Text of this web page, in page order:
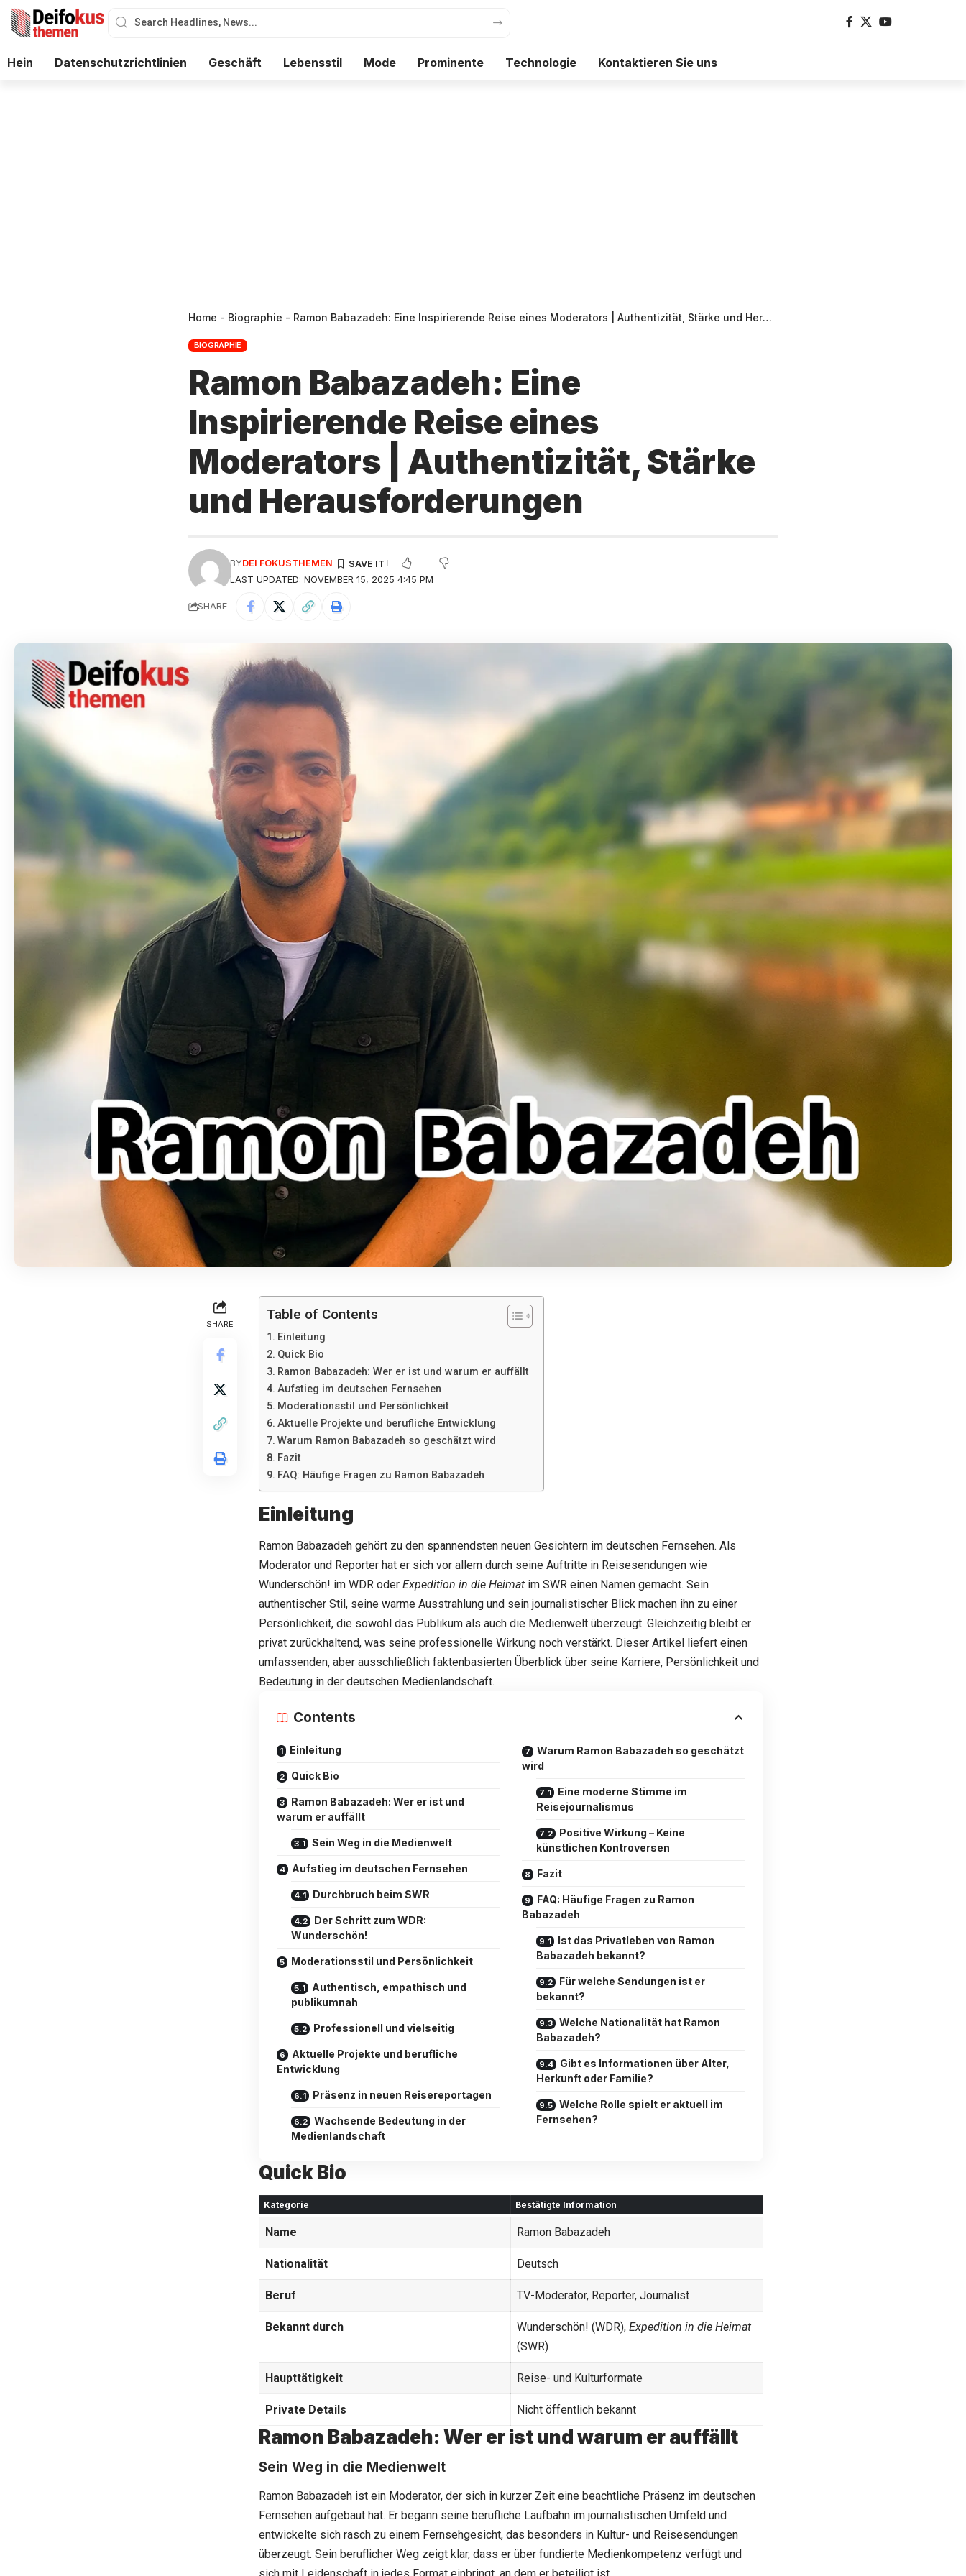
Hein Datenschutzrichtlinien Geschäft Lebensstil Mode Prominente Technologie Kontaktieren Sie uns
Home - Biographie - Ramon Babazadeh: Eine Inspirierende Reise eines Moderators | Authentizität, Stärke und Herausforderungen
BIOGRAPHIE
Ramon Babazadeh: Eine
Inspirierende Reise eines
Moderators | Authentizität, Stärke
und Herausforderungen
LAST UPDATED: NOVEMBER 15, 2025 4:45 PM
BYDEI FOKUSTHEMEN
SHARE
SHARE
Table of Contents
Einleitung
Quick Bio
Ramon Babazadeh: Wer er ist und warum er auffällt
Aufstieg im deutschen Fernsehen
Moderationsstil und Persönlichkeit
Aktuelle Projekte und berufliche Entwicklung
Warum Ramon Babazadeh so geschätzt wird
Fazit
FAQ: Häufige Fragen zu Ramon Babazadeh
Einleitung
Ramon Babazadeh gehört zu den spannendsten neuen Gesichtern im deutschen Fernsehen. Als
Moderator und Reporter hat er sich vor allem durch seine Auftritte in Reisesendungen wie
Wunderschön! im WDR oder Expedition in die Heimat im SWR einen Namen gemacht. Sein
authentischer Stil, seine warme Ausstrahlung und sein journalistischer Blick machen ihn zu einer
Persönlichkeit, die sowohl das Publikum als auch die Medienwelt überzeugt. Gleichzeitig bleibt er
privat zurückhaltend, was seine professionelle Wirkung noch verstärkt. Dieser Artikel liefert einen
umfassenden, aber ausschließlich faktenbasierten Überblick über seine Karriere, Persönlichkeit und
Bedeutung in der deutschen Medienlandschaft.
Contents
Einleitung
Quick Bio
Ramon Babazadeh: Wer er ist und
warum er auffällt
Sein Weg in die Medienwelt
Aufstieg im deutschen Fernsehen
Durchbruch beim SWR
Der Schritt zum WDR:
Wunderschön!
Moderationsstil und Persönlichkeit
Authentisch, empathisch und
publikumnah
Professionell und vielseitig
Aktuelle Projekte und berufliche
Entwicklung
Präsenz in neuen Reisereportagen
Wachsende Bedeutung in der
Medienlandschaft
Warum Ramon Babazadeh so geschätzt
wird
Eine moderne Stimme im
Reisejournalismus
Positive Wirkung – Keine
künstlichen Kontroversen
Fazit
FAQ: Häufige Fragen zu Ramon
Babazadeh
Ist das Privatleben von Ramon
Babazadeh bekannt?
Für welche Sendungen ist er
bekannt?
Welche Nationalität hat Ramon
Babazadeh?
Gibt es Informationen über Alter,
Herkunft oder Familie?
Welche Rolle spielt er aktuell im
Fernsehen?
Quick Bio
Kategorie Bestätigte Information
Name Ramon Babazadeh
Nationalität Deutsch
Beruf TV-Moderator, Reporter, Journalist
Bekannt durch Wunderschön! (WDR), Expedition in die Heimat
(SWR)
Haupttätigkeit Reise- und Kulturformate
Private Details Nicht öffentlich bekannt
Ramon Babazadeh: Wer er ist und warum er auffällt
Sein Weg in die Medienwelt
Ramon Babazadeh ist ein Moderator, der sich in kurzer Zeit eine beachtliche Präsenz im deutschen
Fernsehen aufgebaut hat. Er begann seine berufliche Laufbahn im journalistischen Umfeld und
entwickelte sich rasch zu einem Fernsehgesicht, das besonders in Kultur- und Reisesendungen
überzeugt. Sein beruflicher Weg zeigt klar, dass er über fundierte Medienkompetenz verfügt und